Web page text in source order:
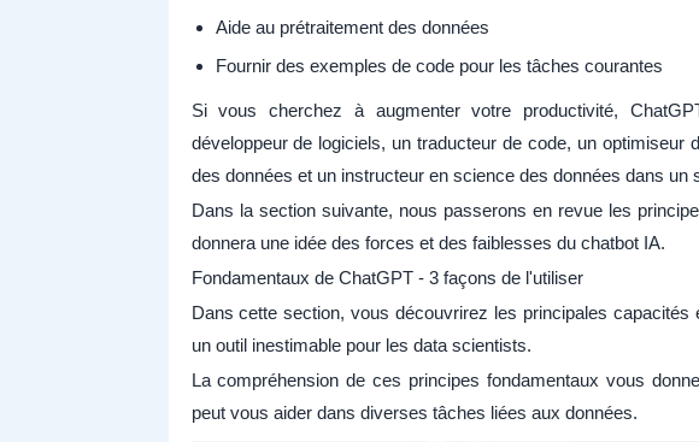
Aide au prétraitement des données
Fournir des exemples de code pour les tâches courantes
Si vous cherchez à augmenter votre productivité,
développeur de logiciels, un traducteur de code, un
des données et un instructeur en science des données dans un
Dans la section suivante, nous passerons en revue les
donnera une idée des forces et des faiblesses du chatbot IA.
Fondamentaux de ChatGPT - 3 façons de l'utiliser
Dans cette section, vous découvrirez les principales
un outil inestimable pour les data scientists.
La compréhension de ces principes fondamentaux vous
peut vous aider dans diverses tâches liées aux données.